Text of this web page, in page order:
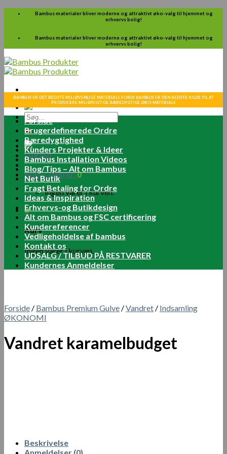
Skip
Bambus materialer bliver moderne og attraktivt øko-valg til hjemmet og
erhvervs bolig!
Bambus materialer bliver moderne og attraktivt øko-valg til hjemmet og
erhvervs bolig!
Søg
efter:
Log ind
Kurv /0.00kr.0
Ingen varer i kurven.
0
Kurv
Ingen varer i kurven.
BAMBUS ER DET BEDSTE MILJØVENLIGE MATERIALE FORDI BAMBUS ER DEN BEDSTE KILDE TIL AT
PRODUCERE MILJØRIGTIGE BÆREDYGTIGE ØKO-MATERIALE
Forside
Brugerdefinerede Ordre
Bæredygtighed
Kunders Projekter & Ideer
Bambus Installation Videos
Blog/Tips – Alt om Bambus
Net Butik
Fragt Betaling for Ordre
Ideas & Inspiration
Erhvervs-og Butikdesign
Alt om Bambus og FSC certificering
Kundereferencer
Vedligeholdelse af bambus
Kontakt os
UDSALG / TILBUD PÅ RESTVARER
Kundernes Anmeldelser
Forside / Bambus Premium Gulve /Vandret / Indsamling
ØKONOMI
Vandret karamelbudget
Beskrivelse